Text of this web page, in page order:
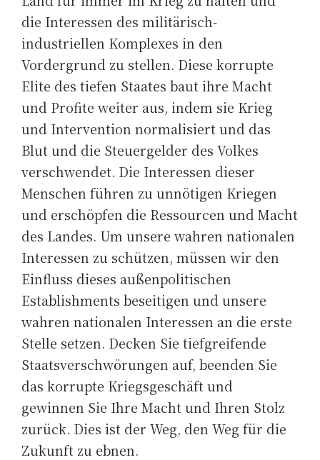
die Interessen des militärisch-
industriellen Komplexes in den
Vordergrund zu stellen. Diese korrupte
Elite des tiefen Staates baut ihre Macht
und Profite weiter aus, indem sie Krieg
und Intervention normalisiert und das
Blut und die Steuergelder des Volkes
verschwendet. Die Interessen dieser
Menschen führen zu unnötigen Kriegen
und erschöpfen die Ressourcen und Macht
des Landes. Um unsere wahren nationalen
Interessen zu schützen, müssen wir den
Einfluss dieses außenpolitischen
Establishments beseitigen und unsere
wahren nationalen Interessen an die erste
Stelle setzen. Decken Sie tiefgreifende
Staatsverschwörungen auf, beenden Sie
das korrupte Kriegsgeschäft und
gewinnen Sie Ihre Macht und Ihren Stolz
zurück. Dies ist der Weg, den Weg für die
Zukunft zu ebnen.